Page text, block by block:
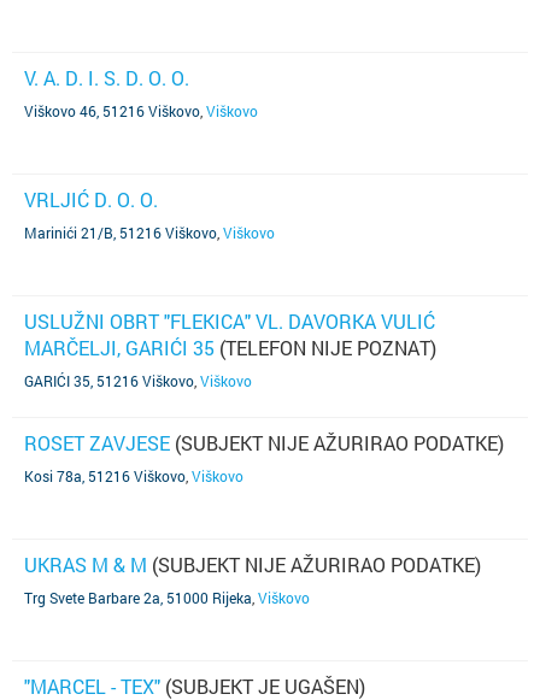
V. A. D. I. S. D. O. O.
Viškovo 46, 51216 Viškovo Viškovo
VRLJIĆ D. O. O.
Marinići 21/B, 51216 Viškovo Viškovo
USLUŽNI OBRT "FLEKICA" VL. DAVORKA VULIĆ
MARČELJI, GARIĆI 35 (TELEFON NIJE POZNAT)
GARIĆI 35, 51216 Viškovo Viškovo
ROSET ZAVJESE (SUBJEKT NIJE AŽURIRAO PODATKE)
Kosi 78a, 51216 Viškovo Viškovo
UKRAS M & M (SUBJEKT NIJE AŽURIRAO PODATKE)
Trg Svete Barbare 2a, 51000 Rijeka Viškovo
"MARCEL - TEX" (SUBJEKT JE UGAŠEN)